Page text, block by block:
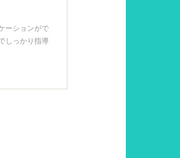
ーションがで
しっかり指導